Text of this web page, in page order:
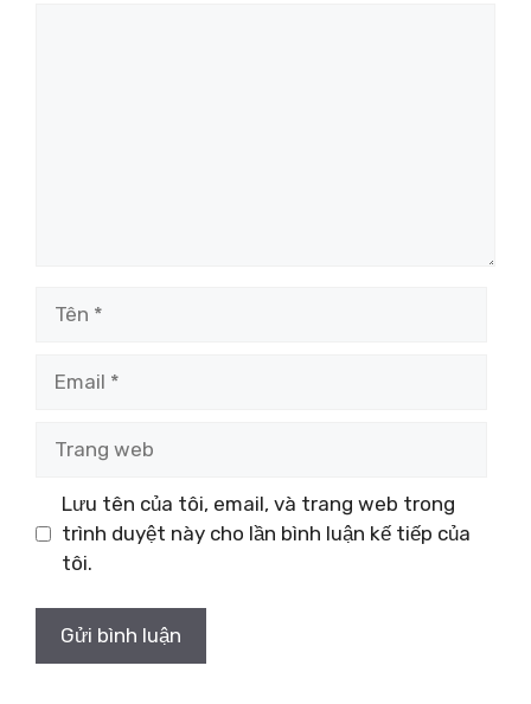
web
Lưu tên của tôi, email, và trang web trong
trình duyệt này cho lần bình luận kế tiếp của
tôi.